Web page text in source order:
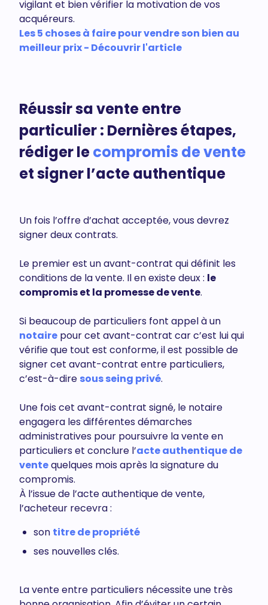
vigilant et bien vérifier la motivation de vos
acquéreurs.
Les 5 choses à faire pour vendre son bien au
meilleur prix - Découvrir l'article
Réussir sa vente entre
particulier : Dernières étapes,
rédiger lecompromis de vente
et signer l’acte authentique
Un fois l’offre d’achat acceptée, vous devrez
signer deux contrats.
Le premier est un avant-contrat qui définit les
conditions de la vente. Il en existe deux : le
compromis et la promesse de vente.
Si beaucoup de particuliers font appel à un
notaire pour cet avant-contrat car c’est lui qui
vérifie que tout est conforme, il est possible de
signer cet avant-contrat entre particuliers,
c’est-à-dire sous seing privé.
Une fois cet avant-contrat signé, le notaire
engagera les différentes démarches
administratives pour poursuivre la vente en
particuliers et conclure l’acte authentique de
ventequelques mois après la signature du
compromis.
À l’issue de l’acte authentique de vente,
l’acheteur recevra :
son titre de propriété
ses nouvelles clés.
La vente entre particuliers nécessite une très